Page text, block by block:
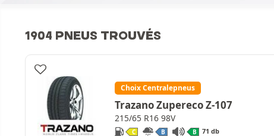
1904 PNEUS TROUVÉS
Choix Centralepneus
Trazano Zupereco Z-107
215/65 R16 98V
C B B 71 db